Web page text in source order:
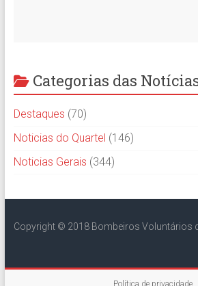
Categorias das
Destaques (70)
Noticias do Quartel (146)
Noticias Gerais (344)
Copyright © 2018 Bombeiros Voluntários